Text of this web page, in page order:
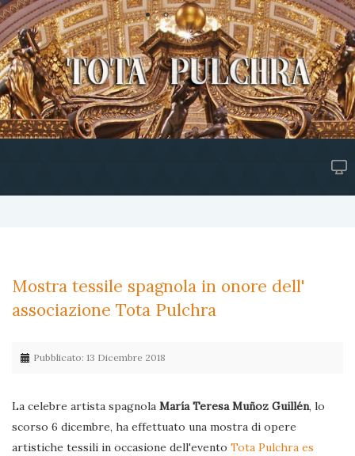
Mostra tessile spagnola in onore dell'
associazione Tota Pulchra
Pubblicato: 13 Dicembre 2018
La celebre artista spagnola María Teresa Muñoz Guillén, lo
scorso 6 dicembre, ha effettuato una mostra di opere
artistiche tessili in occasione dell'evento Tota Pulchra es